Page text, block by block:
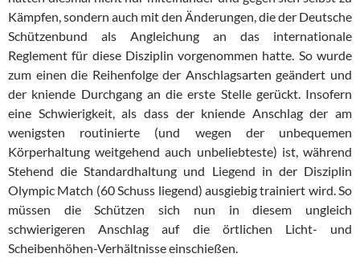
Kämpfen, sondern auch mit den Änderungen, die der Deutsche
Schützenbund als Angleichung an das internationale
Reglement für diese Disziplin vorgenommen hatte. So wurde
zum einen die Reihenfolge der Anschlagsarten geändert und
der kniende Durchgang an die erste Stelle gerückt. Insofern
eine Schwierigkeit, als dass der kniende Anschlag der am
wenigsten routinierte (und wegen der unbequemen
Körperhaltung weitgehend auch unbeliebteste) ist, während
Stehend die Standardhaltung und Liegend in der Disziplin
Olympic Match (60 Schuss liegend) ausgiebig trainiert wird. So
müssen die Schützen sich nun in diesem ungleich
schwierigeren Anschlag auf die örtlichen Licht- und
Scheibenhöhen-Verhältnisse einschießen.